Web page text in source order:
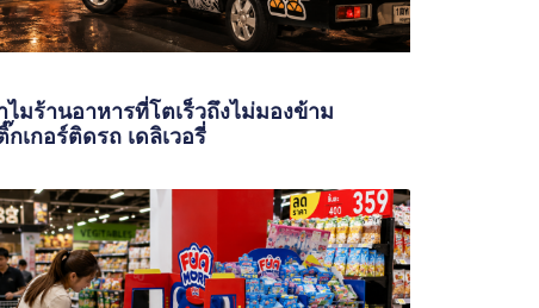
ไมร้านอาหารที่โตเร็วถึงไม่มองข้าม
กเกอร์ติดรถ เดลิเวอรี่